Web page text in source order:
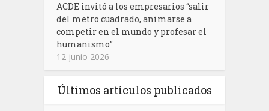
ACDE invitó a los empresarios “salir
del metro cuadrado, animarse a
competir en el mundo y profesar el
humanismo”
12 junio 2026
Últimos artículos publicados